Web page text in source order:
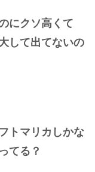
にクソ高くて
して出てないの
トマリカしかな
てる？